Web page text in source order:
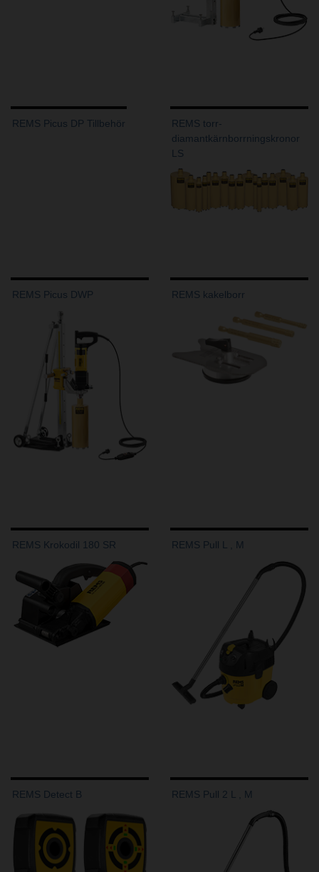
REMS Picus DP Tillbehör
REMS torr-
diamantkärnborrningskronor
LS
REMS Picus DWP REMS kakelborr
REMS Krokodil 180 SR REMS Pull L , M
REMS Detect B REMS Pull 2 L , M